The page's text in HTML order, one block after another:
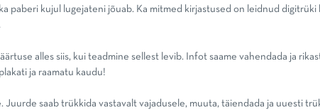
paberi kujul lugejateni jõuab. Ka mitmed kirjastused on leidnud
alles siis, kui teadmine sellest levib. Infot saame vahendada ja
ja raamatu kaudu!
saab trükkida vastavalt vajadusele, muuta, täiendada ja uuesti